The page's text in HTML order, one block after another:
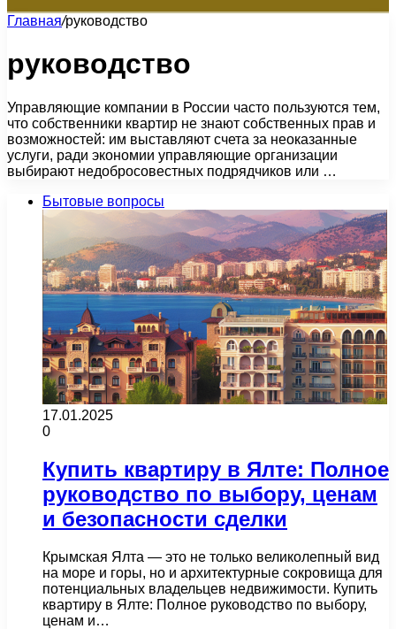
Главная/руководство
руководство
Управляющие компании в России часто пользуются тем,
что собственники квартир не знают собственных прав и
возможностей: им выставляют счета за неоказанные
услуги, ради экономии управляющие организации
выбирают недобросовестных подрядчиков или …
Бытовые вопросы
17.01.2025
0
Купить квартиру в Ялте: Полное
руководство по выбору, ценам
и безопасности сделки
Крымская Ялта — это не только великолепный вид
на море и горы, но и архитектурные сокровища для
потенциальных владельцев недвижимости. Купить
квартиру в Ялте: Полное руководство по выбору,
ценам и…